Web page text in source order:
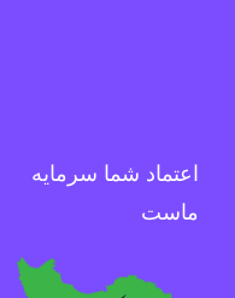
اعتماد شما سرمایه
ماست